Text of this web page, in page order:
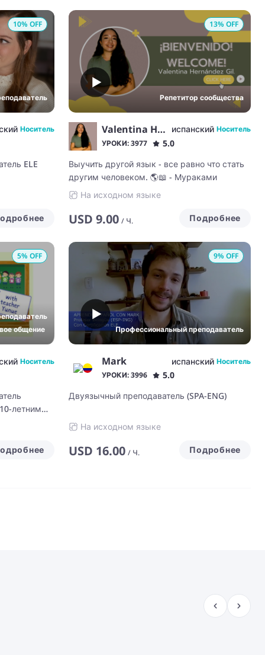
10% OFF
Носитель
ELE
Репетитор сообщества
13% OFF
Valentina Hernández испанский Носитель
УРОКИ: 3977
5.0
Выучить другой язык - все равно что стать
другим человеком. 🌎📖 - Мураками
На исходном языке
USD 9.00 / Ч. Подробнее
общение
5% OFF
Носитель
летним
на
Профессиональный преподаватель
9% OFF
Mark испанский Носитель
УРОКИ: 3996
5.0
Двуязычный преподаватель (SPA-ENG)
На исходном языке
USD 16.00 / Ч. Подробнее